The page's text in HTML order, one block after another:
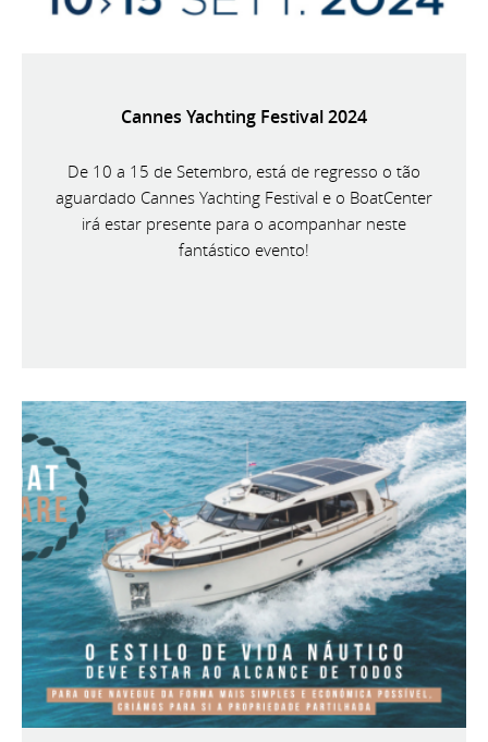
Cannes Yachting Festival 2024
De 10 a 15 de Setembro, está de regresso o tão
aguardado Cannes Yachting Festival e o BoatCenter
irá estar presente para o acompanhar neste
fantástico evento!